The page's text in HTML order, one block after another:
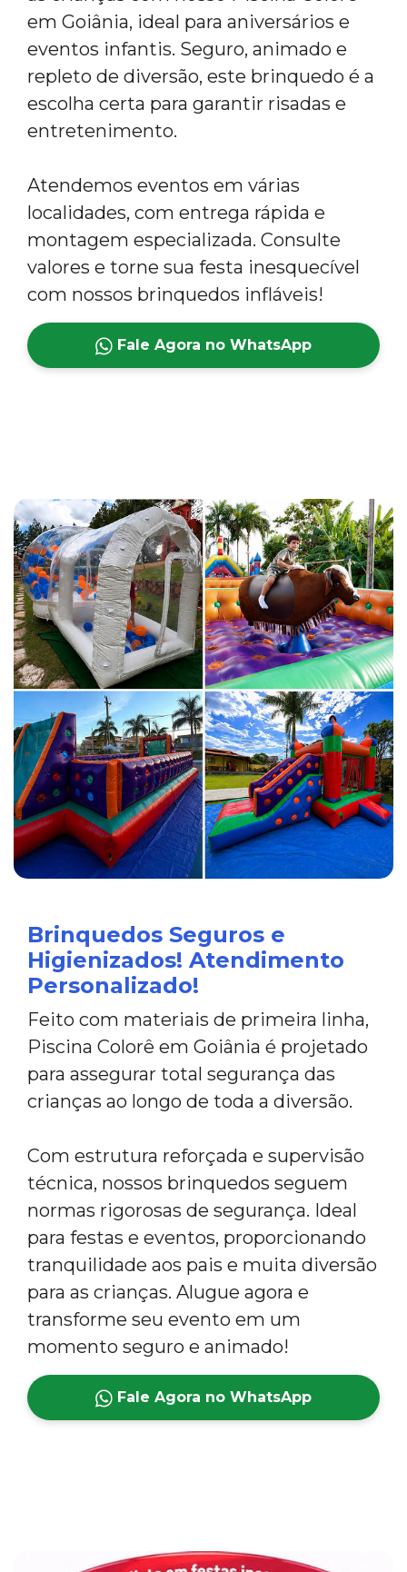
em Goiânia, ideal para aniversários e
eventos infantis. Seguro, animado e
repleto de diversão, este brinquedo é a
escolha certa para garantir risadas e
entretenimento.
Atendemos eventos em várias
localidades, com entrega rápida e
montagem especializada. Consulte
valores e torne sua festa inesquecível
com nossos brinquedos infláveis!
Fale Agora no WhatsApp
Brinquedos Seguros e
Higienizados! Atendimento
Personalizado!
Feito com materiais de primeira linha,
Piscina Colorê em Goiânia é projetado
para assegurar total segurança das
crianças ao longo de toda a diversão.
Com estrutura reforçada e supervisão
técnica, nossos brinquedos seguem
normas rigorosas de segurança. Ideal
para festas e eventos, proporcionando
tranquilidade aos pais e muita diversão
para as crianças. Alugue agora e
transforme seu evento em um
momento seguro e animado!
Fale Agora no WhatsApp